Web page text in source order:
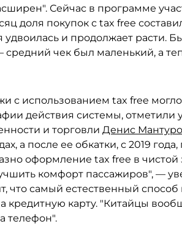
Сейчас в программе
доля покупок с tax free
и продолжает расти.
чек был маленький, а
с использованием tax free
действия системы, отметили
и торговли Денис
а после ее обкатки, с 2019
оформление tax free в
комфорт пассажиров", —
что самый естественный
кредитную карту. "Китайцы
телефон".